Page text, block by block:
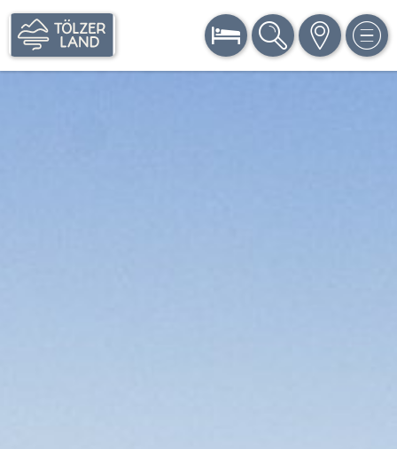
BUCHEN SUCHE KARTE MENÜ